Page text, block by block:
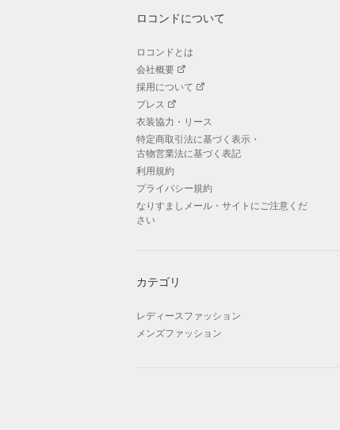
ロコンドについて
ロコンドとは
会社概要
採用について
プレス
衣装協力・リース
特定商取引法に基づく表示・
古物営業法に基づく表記
利用規約
プライバシー規約
なりすましメール・サイトにご注意くだ
さい
カテゴリ
レディースファッション
メンズファッション